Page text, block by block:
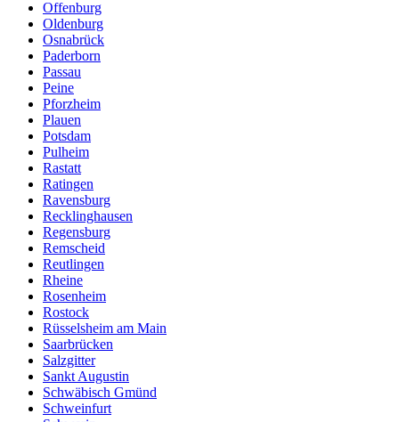
Offenburg
Oldenburg
Osnabrück
Paderborn
Passau
Peine
Pforzheim
Plauen
Potsdam
Pulheim
Rastatt
Ratingen
Ravensburg
Recklinghausen
Regensburg
Remscheid
Reutlingen
Rheine
Rosenheim
Rostock
Rüsselsheim am Main
Saarbrücken
Salzgitter
Sankt Augustin
Schwäbisch Gmünd
Schweinfurt